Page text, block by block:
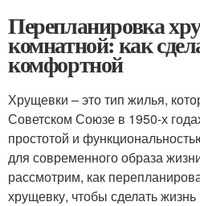
Перепланировка
комнатной: как
комфортной
Хрущевки – это тип жилья,
Советском Союзе в 1950-х
простотой и
для современного образа
рассмотрим, как
хрущевку, чтобы сделать